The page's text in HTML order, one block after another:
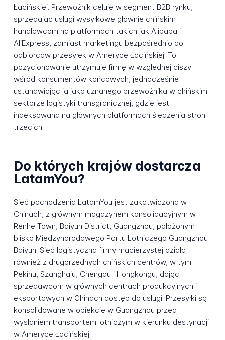
Łacińskiej. Przewoźnik celuje w segment B2B rynku,
sprzedając usługi wysyłkowe głównie chińskim
handlowcom na platformach takich jak Alibaba i
AliExpress, zamiast marketingu bezpośrednio do
odbiorców przesyłek w Ameryce Łacińskiej. To
pozycjonowanie utrzymuje firmę w względnej ciszy
wśród konsumentów końcowych, jednocześnie
ustanawiając ją jako uznanego przewoźnika w chińskim
sektorze logistyki transgranicznej, gdzie jest
indeksowana na głównych platformach śledzenia stron
trzecich.
Do których krajów dostarcza
LatamYou?
Sieć pochodzenia LatamYou jest zakotwiczona w
Chinach, z głównym magazynem konsolidacyjnym w
Renhe Town, Baiyun District, Guangzhou, położonym
blisko Międzynarodowego Portu Lotniczego Guangzhou
Baiyun. Sieć logistyczna firmy macierzystej działa
również z drugorzędnych chińskich centrów, w tym
Pekinu, Szanghaju, Chengdu i Hongkongu, dając
sprzedawcom w głównych centrach produkcyjnych i
eksportowych w Chinach dostęp do usługi. Przesyłki są
konsolidowane w obiekcie w Guangzhou przed
wysłaniem transportem lotniczym w kierunku destynacji
w Ameryce Łacińskiej.